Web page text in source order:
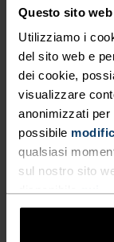
Questo sito
Utilizziamo i
del sito web e
dei cookie,
visualizzare
anonimizzati per
possibile
qualsiasi
sul nostro sito
IN
Abbigliamento
LIVELLO DI